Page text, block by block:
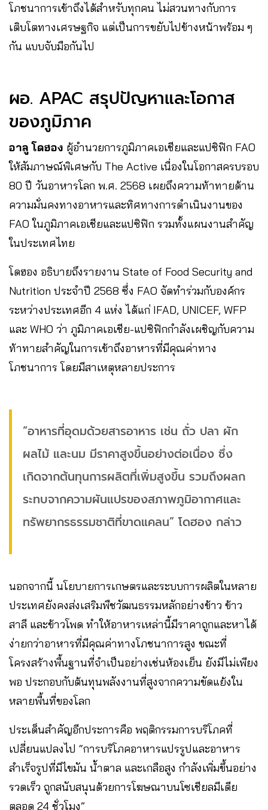
โภชนาการเข้าถึงได้สำหรับทุกคน ไม่สวนทางกับการ
เติบโตทางเศรษฐกิจ แต่เป็นการขยับไปข้างหน้าพร้อม ๆ
กัน แบบจับมือกันไป
ผอ. APAC สรุปปัญหาและโอกาส
ของภูมิภาค
อาลู โดฮอง ผู้อำนวยการภูมิภาคเอเชียและแปซิฟิก FAO
ให้สัมภาษณ์พิเศษกับ The Active เนื่องในโอกาสครบรอบ
80 ปี วันอาหารโลก พ.ศ. 2568 เผยถึงความท้าทายด้าน
ความมั่นคงทางอาหารและทิศทางการดำเนินงานของ
FAO ในภูมิภาคเอเชียและแปซิฟิก รวมทั้งแผนงานสำคัญ
ในประเทศไทย
โดฮอง อธิบายถึงรายงาน State of Food Security and
Nutrition ประจำปี 2568 ซึ่ง FAO จัดทำร่วมกับองค์กร
ระหว่างประเทศอีก 4 แห่ง ได้แก่ IFAD, UNICEF, WFP
และ WHO ว่า ภูมิภาคเอเชีย-แปซิฟิกกำลังเผชิญกับความ
ท้าทายสำคัญในการเข้าถึงอาหารที่มีคุณค่าทาง
โภชนาการ โดยมีสาเหตุหลายประการ
“อาหารที่อุดมด้วยสารอาหาร เช่น ถั่ว ปลา ผัก
ผลไม้ และนม มีราคาสูงขึ้นอย่างต่อเนื่อง ซึ่ง
เกิดจากต้นทุนการผลิตที่เพิ่มสูงขึ้น รวมถึงผลก
ระทบจากความผันแปรของสภาพภูมิอากาศและ
ทรัพยากรธรรมชาติที่ขาดแคลน” โดฮอง กล่าว
นอกจากนี้ นโยบายการเกษตรและระบบการผลิตในหลาย
ประเทศยังคงส่งเสริมพืชวัฒนธรรมหลักอย่างข้าว ข้าว
สาลี และข้าวโพด ทำให้อาหารเหล่านี้มีราคาถูกและหาได้
ง่ายกว่าอาหารที่มีคุณค่าทางโภชนาการสูง ขณะที่
โครงสร้างพื้นฐานที่จำเป็นอย่างเช่นห้องเย็น ยังมีไม่เพียง
พอ ประกอบกับต้นทุนพลังงานที่สูงจากความขัดแย้งใน
หลายพื้นที่ของโลก
ประเด็นสำคัญอีกประการคือ พฤติกรรมการบริโภคที่
เปลี่ยนแปลงไป “การบริโภคอาหารแปรรูปและอาหาร
สำเร็จรูปที่มีไขมัน น้ำตาล และเกลือสูง กำลังเพิ่มขึ้นอย่าง
รวดเร็ว ถูกสนับสนุนด้วยการโฆษณาบนโซเชียลมีเดีย
ตลอด 24 ชั่วโมง”